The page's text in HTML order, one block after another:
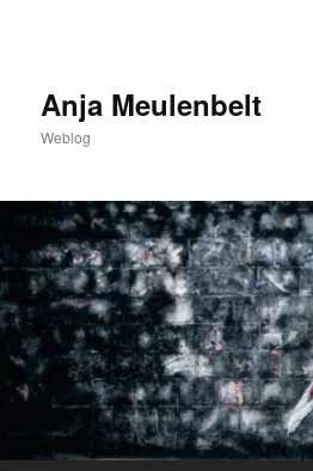
inhoudAnja Meulenbelt
Weblog